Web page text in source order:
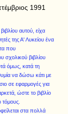
1991
αυτού, είχα
της Α' Λυκείου ένα
που
σχολικού βιβλίου
όμως, κατά τη
να δώσω κάτι με
σε εφαρμογές για
ώστε το βιβλίο
στα πολλά